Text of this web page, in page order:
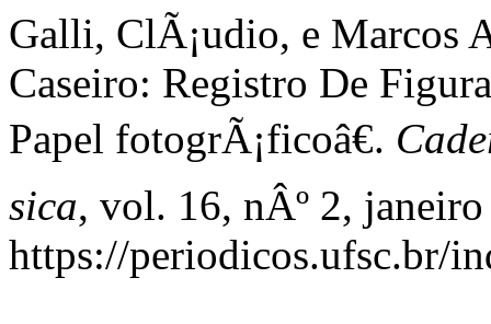
Galli, ClÃ¡udio, e Marcos
Caseiro: Registro De
Papel fotogrÃ¡ficoâ€.
sica, vol. 16, nÂº 2,
https://periodicos.ufsc.br/